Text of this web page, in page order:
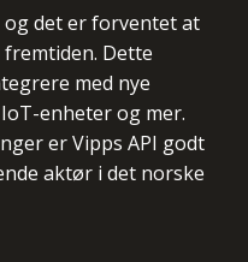
og det er forventet at
Dette
med nye
enheter og mer.
er Vipps API godt
aktør i det norske